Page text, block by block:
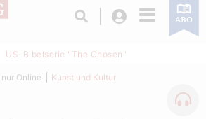
Login ABO
US-Bibelserie "The Chosen"
Online Kunst und Kultur